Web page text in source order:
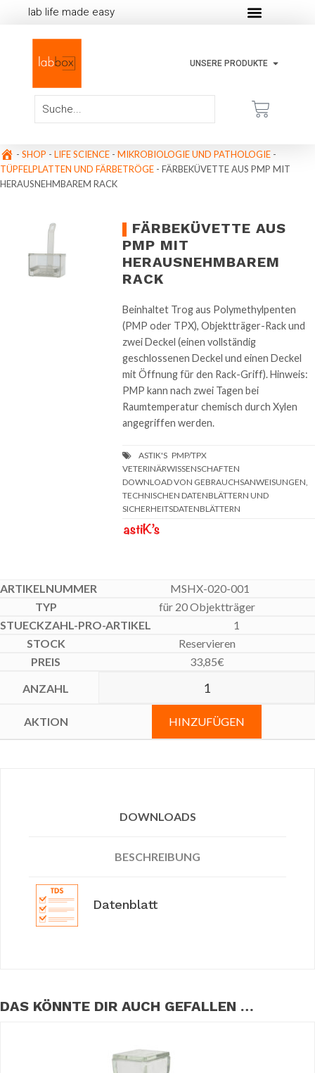
lab life made easy
UNSERE PRODUKTE
- SHOP - LIFE SCIENCE - MIKROBIOLOGIE UND PATHOLOGIE -
TÜPFELPLATTEN UND FÄRBETRÖGE - FÄRBEKÜVETTE AUS PMP MIT
HERAUSNEHMBAREM RACK
FÄRBEKÜVETTE AUS
PMP MIT
HERAUSNEHMBAREM
RACK
Beinhaltet Trog aus Polymethylpenten
(PMP oder TPX), Objektträger-Rack und
zwei Deckel (einen vollständig
geschlossenen Deckel und einen Deckel
mit Öffnung für den Rack-Griff). Hinweis:
PMP kann nach zwei Tagen bei
Raumtemperatur chemisch durch Xylen
angegriffen werden.
DOWNLOAD VON GEBRAUCHSANWEISUNGEN,
TECHNISCHEN DATENBLÄTTERN UND
SICHERHEITSDATENBLÄTTERN
MSHX-020-001
für 20 Objektträger
1
Reservieren
33,85€
HINZUFÜGEN
DOWNLOADS
BESCHREIBUNG
Datenblatt
DAS KÖNNTE DIR AUCH GEFALLEN …